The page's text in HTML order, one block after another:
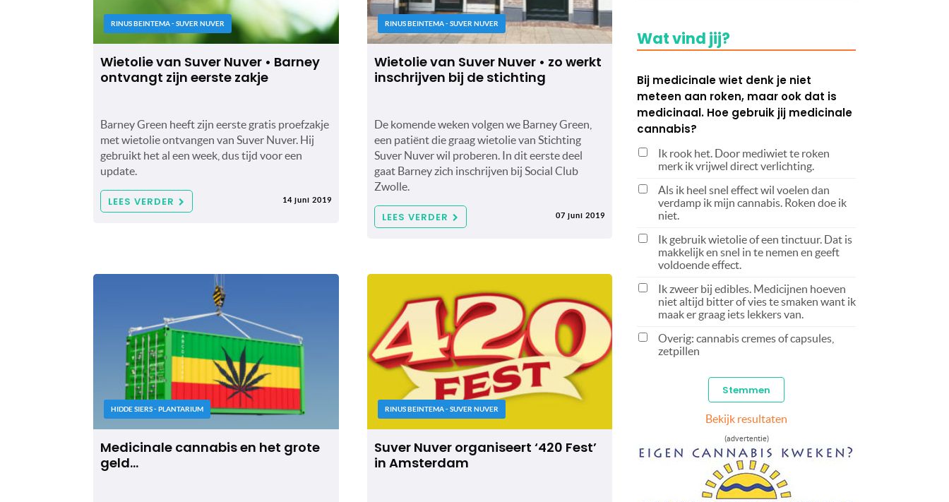
RINUS BEINTEMA - SUVER NUVER
Wietolie van Suver Nuver • Barney
ontvangt zijn eerste zakje
Barney Green heeft zijn eerste gratis proefzakje
met wietolie ontvangen van Suver Nuver. Hij
gebruikt het al een week, dus tijd voor een
update.
LEES VERDER 14 juni 2019
RINUS BEINTEMA - SUVER NUVER
Wietolie van Suver Nuver • zo werkt
inschrijven bij de stichting
De komende weken volgen we Barney Green,
een patiënt die graag wietolie van Stichting
Suver Nuver wil proberen. In dit eerste deel
gaat Barney zich inschrijven bij Social Club
Zwolle.
LEES VERDER 07 juni 2019
HIDDE SIERS - PLANTARIUM
Medicinale cannabis en het grote
geld…
RINUS BEINTEMA - SUVER NUVER
Suver Nuver organiseert ‘420 Fest’
in Amsterdam
Wat vind jij?
Bij medicinale wiet denk je niet
meteen aan roken, maar ook dat is
medicinaal. Hoe gebruik jij medicinale
cannabis?
Ik rook het. Door mediwiet te roken
merk ik vrijwel direct verlichting.
Als ik heel snel effect wil voelen dan
verdamp ik mijn cannabis. Roken doe ik
niet.
Ik gebruik wietolie of een tinctuur. Dat is
makkelijk en snel in te nemen en geeft
voldoende effect.
Ik zweer bij edibles. Medicijnen hoeven
niet altijd bitter of vies te smaken want ik
maak er graag iets lekkers van.
Overig: cannabis cremes of capsules,
zetpillen
Bekijk resultaten
(advertentie)